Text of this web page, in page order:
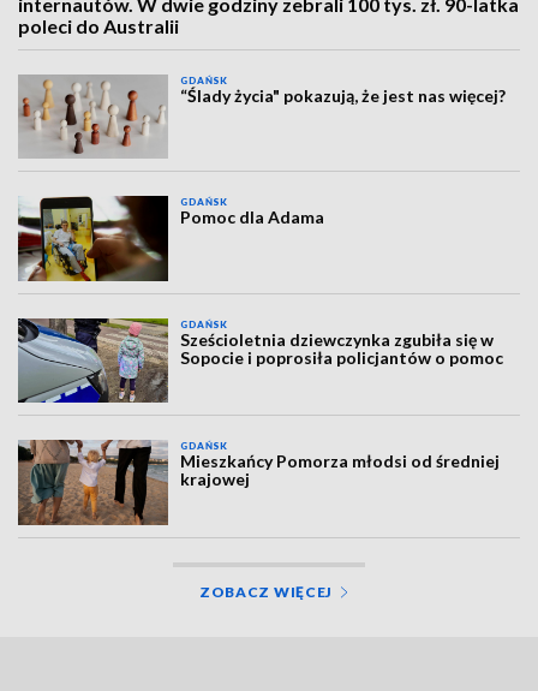
poleci do Australii
GDAŃSK
“Ślady życia" pokazują, że jest nas więcej?
GDAŃSK
Pomoc dla Adama
GDAŃSK
Sześcioletnia dziewczynka zgubiła się w
Sopocie i poprosiła policjantów o pomoc
GDAŃSK
Mieszkańcy Pomorza młodsi od średniej
krajowej
ZOBACZ WIĘCEJ